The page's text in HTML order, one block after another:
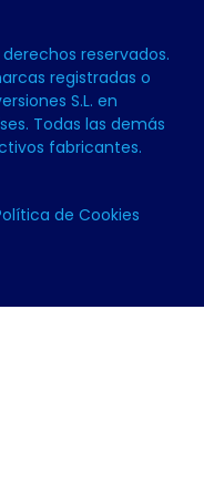
reservados.
registradas o
S.L. en
Todas las demás
fabricantes.
de Cookies